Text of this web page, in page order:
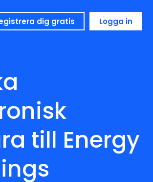
dig gratis Logga in
till Energy